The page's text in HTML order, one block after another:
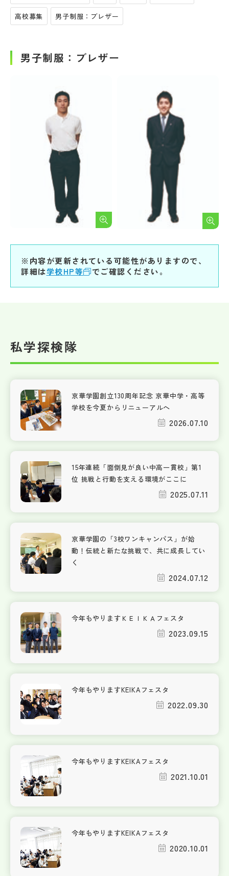
高校募集 男子制服：ブレザー
男子制服：ブレザー
※内容が更新されている可能性がありますので、
詳細は学校HP等 でご確認ください。
私学探検隊
京華学園創立130周年記念 京華中学・高等
学校を今夏からリニューアルへ
2026.07.10
15年連続「面倒見が良い中高一貫校」第1
位 挑戦と行動を支える環境がここに
2025.07.11
京華学園の「3校ワンキャンパス」が始
動！伝統と新たな挑戦で、共に成長してい
く
2024.07.12
今年もやりますＫＥＩＫＡフェスタ
2023.09.15
今年もやりますKEIKAフェスタ
2022.09.30
今年もやりますKEIKAフェスタ
2021.10.01
今年もやりますKEIKAフェスタ
2020.10.01